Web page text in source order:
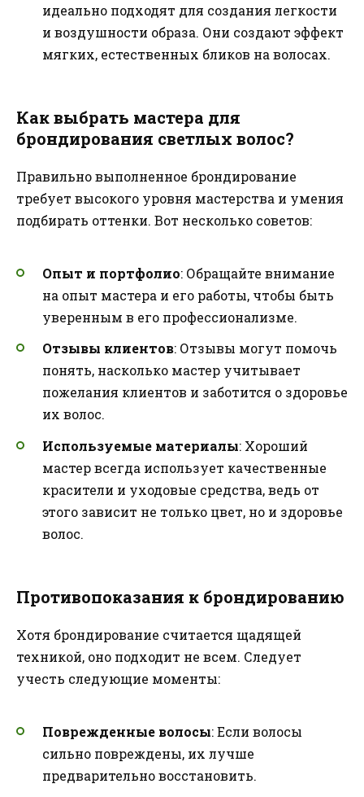
идеально подходят для создания легкости
и воздушности образа. Они создают эффект
мягких, естественных бликов на волосах.
Как выбрать мастера для
брондирования светлых волос?
Правильно выполненное брондирование
требует высокого уровня мастерства и умения
подбирать оттенки. Вот несколько советов:
Опыт и портфолио: Обращайте внимание
на опыт мастера и его работы, чтобы быть
уверенным в его профессионализме.
Отзывы клиентов: Отзывы могут помочь
понять, насколько мастер учитывает
пожелания клиентов и заботится о здоровье
их волос.
Используемые материалы: Хороший
мастер всегда использует качественные
красители и уходовые средства, ведь от
этого зависит не только цвет, но и здоровье
волос.
Противопоказания к брондированию
Хотя брондирование считается щадящей
техникой, оно подходит не всем. Следует
учесть следующие моменты:
Поврежденные волосы: Если волосы
сильно повреждены, их лучше
предварительно восстановить.